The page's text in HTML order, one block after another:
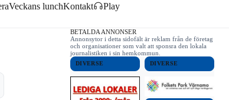
Veckans lunchKontakt Play
BETALDA ANNONSER
Annonsytor i detta sidofält är reklam från de företag
och organisationer som valt att sponsra den lokala
journalistiken i sin hemkommun.
DIVERSE DIVERSE